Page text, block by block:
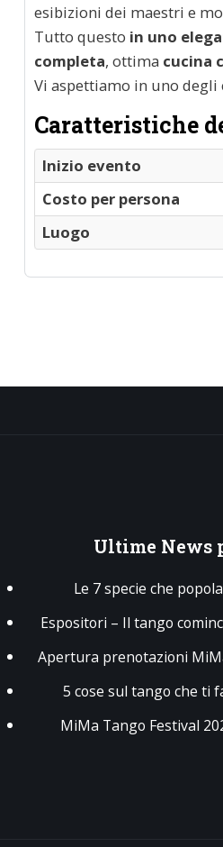
esibizioni dei maestri e
Tutto questo in uno
completa, ottima cucina
Vi aspettiamo in uno degli
Caratteristiche
Inizio evento
Costo per persona
Luogo
Ultime News
Le 7 specie che
Espositori – Il tango
Apertura prenotazioni
5 cose sul tango che ti
MiMa Tango Festival